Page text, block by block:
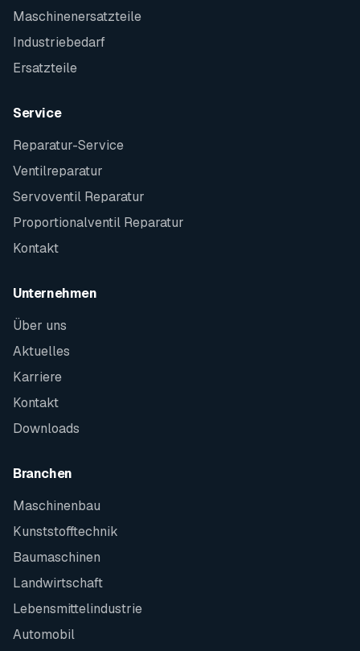
Maschinenersatzteile
Industriebedarf
Ersatzteile
Service
Reparatur-Service
Ventilreparatur
Servoventil Reparatur
Proportionalventil Reparatur
Kontakt
Unternehmen
Über uns
Aktuelles
Karriere
Kontakt
Downloads
Branchen
Maschinenbau
Kunststofftechnik
Baumaschinen
Landwirtschaft
Lebensmittelindustrie
Automobil